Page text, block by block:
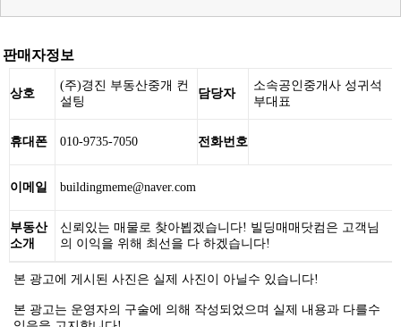
판매자정보
상호
(주)경진 부동산중개 컨
설팅
담당자
소속공인중개사 성귀석
부대표
휴대폰 010-9735-7050 전화번호
이메일 buildingmeme@naver.com
부동산
소개
신뢰있는 매물로 찾아뵙겠습니다! 빌딩매매닷컴은 고객님
의 이익을 위해 최선을 다 하겠습니다!
본 광고에 게시된 사진은 실제 사진이 아닐수 있습니다!
본 광고는 운영자의 구술에 의해 작성되었으며 실제 내용과 다를수